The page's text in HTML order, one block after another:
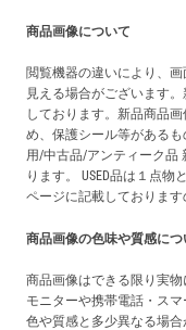
商品画像について
閲覧機器の違いにより、
見える場合がございます
しております。新品商品
め、保護シール等がある
用/中古品/アンティーク品
ります。 USED品は１点
ページに記載しております
商品画像の色味や質感につ
商品画像はできる限り実
モニターや携帯電話・ス
色や質感と多少異なる場合